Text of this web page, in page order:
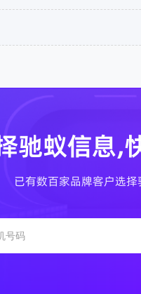
驰蚁信息,
已有数百家品牌客户选